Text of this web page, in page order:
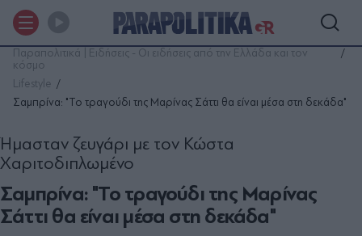
Παραπολιτικά | Ειδήσεις - Οι ειδήσεις από την Ελλάδα και τον
κόσμο
Lifestyle
Σαμπρίνα: "Το τραγούδι της Μαρίνας Σάττι θα είναι μέσα στη δεκάδα"
Σαμπρίνα: "Το τραγούδι της Μαρίνας
Σάττι θα είναι μέσα στη δεκάδα"
Ήμασταν ζευγάρι με τον Κώστα
Χαριτοδιπλωμένο